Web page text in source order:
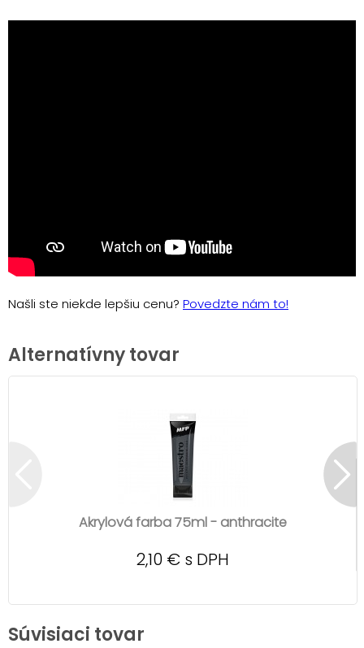
Našli ste niekde lepšiu cenu? Povedzte nám to!
Alternatívny tovar
Akrylová farba 75ml - anthracite
2,10 € s DPH
Súvisiaci tovar